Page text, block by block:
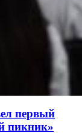
первый
пикник»